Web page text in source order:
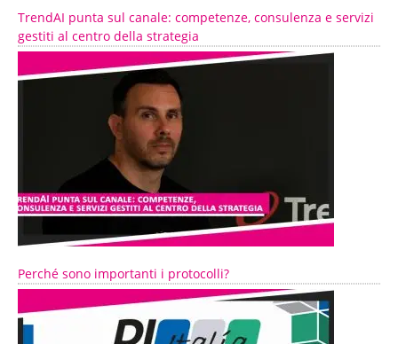
TrendAI punta sul canale: competenze, consulenza e servizi
gestiti al centro della strategia
Perché sono importanti i protocolli?